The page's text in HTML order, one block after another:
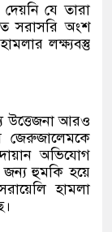
যে তারা
সরাসরি অংশ
লক্ষ্যবস্তু
উত্তেজনা আরও
জেরুজালেমকে
অভিযোগ
জন্য হুমকি হয়ে
হামলা